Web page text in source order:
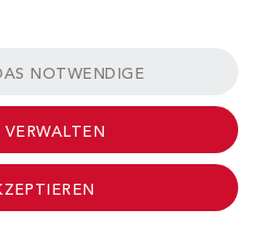
KONTAKT
Albinati Aeronautics - All Rights Reserved
NOTWENDIGE